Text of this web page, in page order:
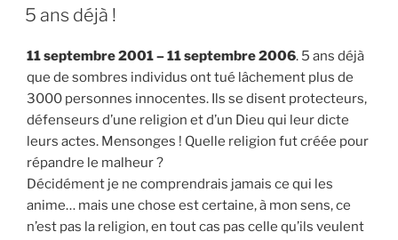
LE
5 ans déjà !
11 septembre 2001 – 11 septembre 2006. 5 ans déjà
que de sombres individus ont tué lâchement plus de
3000 personnes innocentes. Ils se disent protecteurs,
défenseurs d’une religion et d’un Dieu qui leur dicte
leurs actes. Mensonges ! Quelle religion fut créée pour
répandre le malheur ?
Décidément je ne comprendrais jamais ce qui les
anime… mais une chose est certaine, à mon sens, ce
n’est pas la religion, en tout cas pas celle qu’ils veulent